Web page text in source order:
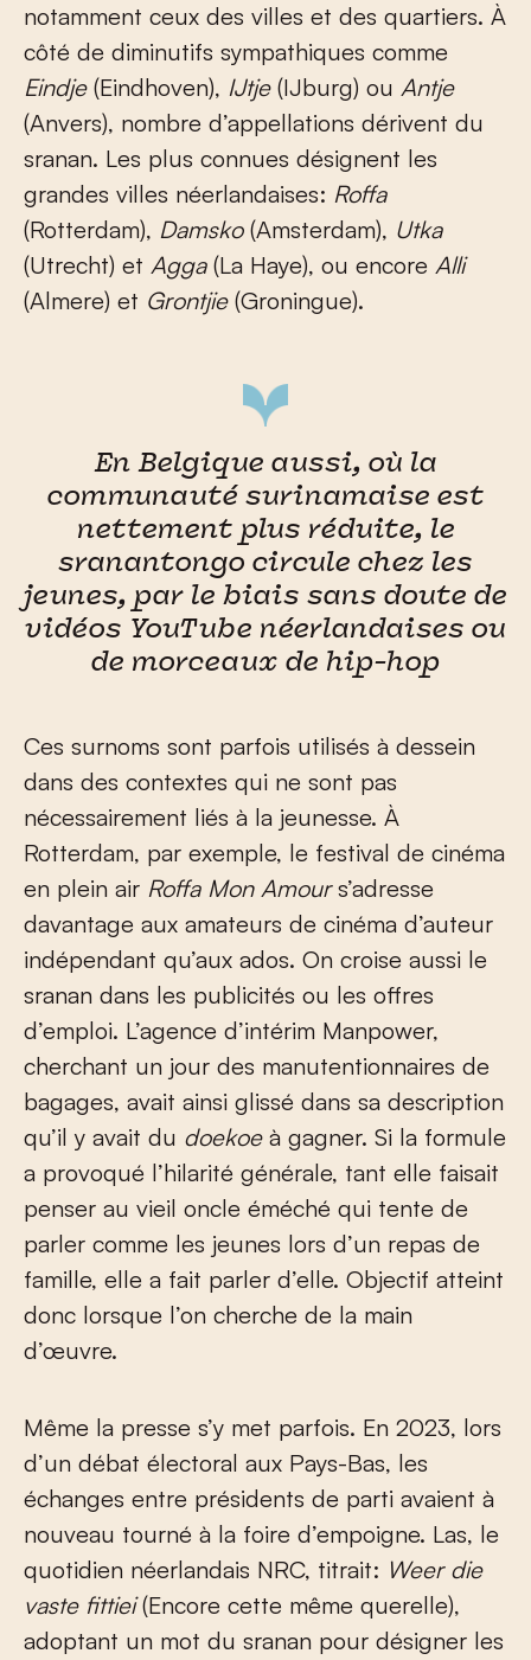
notamment ceux des villes et des quartiers. À
côté de diminutifs sympathiques comme
Eindje(Eindhoven), IJtje(IJburg) ou Antje
(Anvers), nombre d’appellations dérivent du
sranan. Les plus connues désignent les
grandes villes néerlandaises: Roffa
(Rotterdam), Damsko(Amsterdam), Utka
(Utrecht) et Agga(La Haye), ou encore Alli
(Almere) et Grontjie(Groningue).
En Belgique aussi, où la
communauté surinamaise est
nettement plus réduite, le
sranantongo circule chez les
jeunes, par le biais sans doute de
vidéos YouTube néerlandaises ou
de morceaux de hip-hop
Ces surnoms sont parfois utilisés à dessein
dans des contextes qui ne sont pas
nécessairement liés à la jeunesse. À
Rotterdam, par exemple, le festival de cinéma
en plein air Roffa Mon Amours’adresse
davantage aux amateurs de cinéma d’auteur
indépendant qu’aux ados. On croise aussi le
sranan dans les publicités ou les offres
d’emploi. L’agence d’intérim Manpower,
cherchant un jour des manutentionnaires de
bagages, avait ainsi glissé dans sa description
qu’il y avait du doekoeà gagner. Si la formule
a provoqué l’hilarité générale, tant elle faisait
penser au vieil oncle éméché qui tente de
parler comme les jeunes lors d’un repas de
famille, elle a fait parler d’elle. Objectif atteint
donc lorsque l’on cherche de la main
d’œuvre.
Même la presse s’y met parfois. En 2023, lors
d’un débat électoral aux Pays-Bas, les
échanges entre présidents de parti avaient à
nouveau tourné à la foire d’empoigne. Las, le
quotidien néerlandais NRC, titrait: Weer die
vaste fittiei(Encore cette même querelle),
adoptant un mot du sranan pour désigner les